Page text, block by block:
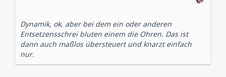
Dynamik, ok, aber bei dem ein oder anderen
Entsetzensschrei bluten einem die Ohren. Das ist
dann auch maßlos übersteuert und knarzt einfach
nur.